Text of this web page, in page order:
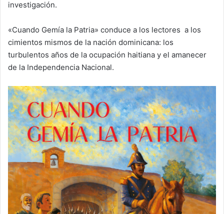
investigación.
«Cuando Gemía la Patria» conduce a los lectores a los
cimientos mismos de la nación dominicana: los
turbulentos años de la ocupación haitiana y el amanecer
de la Independencia Nacional.